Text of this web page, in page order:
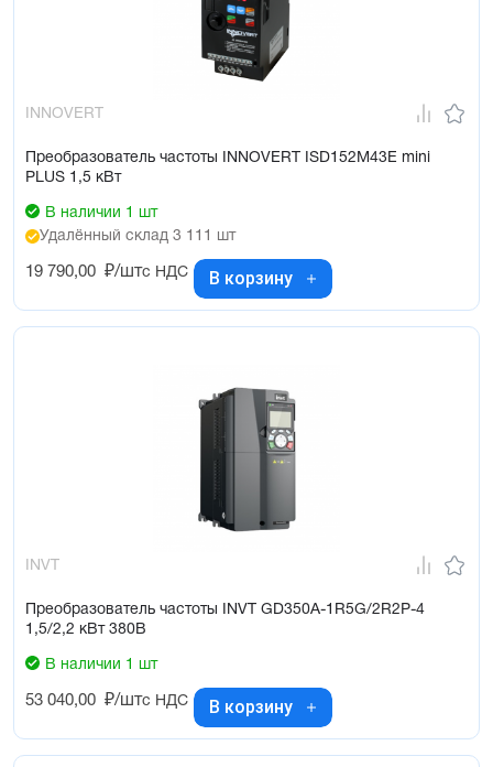
INNOVERT
Преобразователь частоты INNOVERT ISD152M43E mini
PLUS 1,5 кВт
В наличии 1 шт
Удалённый склад 3 111 шт
19 790,00 ₽/штс НДС В корзину
INVT
Преобразователь частоты INVT GD350A-1R5G/2R2P-4
1,5/2,2 кВт 380В
В наличии 1 шт
53 040,00 ₽/штс НДС В корзину